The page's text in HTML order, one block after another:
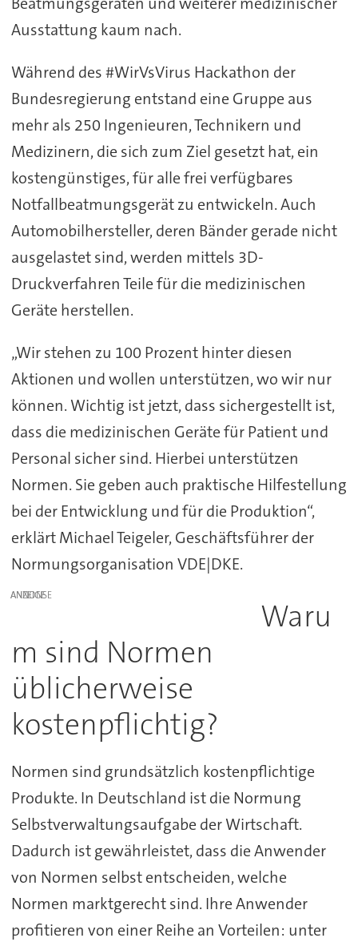
Ausstattung kaum nach.
Während des #WirVsVirus Hackathon der
Bundesregierung entstand eine Gruppe aus
mehr als 250 Ingenieuren, Technikern und
Medizinern, die sich zum Ziel gesetzt hat, ein
kostengünstiges, für alle frei verfügbares
Notfallbeatmungsgerät zu entwickeln. Auch
Automobilhersteller, deren Bänder gerade nicht
ausgelastet sind, werden mittels 3D-
Druckverfahren Teile für die medizinischen
Geräte herstellen.
„Wir stehen zu 100 Prozent hinter diesen
Aktionen und wollen unterstützen, wo wir nur
können. Wichtig ist jetzt, dass sichergestellt ist,
dass die medizinischen Geräte für Patient und
Personal sicher sind. Hierbei unterstützen
Normen. Sie geben auch praktische Hilfestellung
bei der Entwicklung und für die Produktion“,
erklärt Michael Teigeler, Geschäftsführer der
Normungsorganisation VDE|DKE.
ANZEIGE
Waru
m sind Normen
üblicherweise
kostenpflichtig?
Normen sind grundsätzlich kostenpflichtige
Produkte. In Deutschland ist die Normung
Selbstverwaltungsaufgabe der Wirtschaft.
Dadurch ist gewährleistet, dass die Anwender
von Normen selbst entscheiden, welche
Normen marktgerecht sind. Ihre Anwender
profitieren von einer Reihe an Vorteilen: unter